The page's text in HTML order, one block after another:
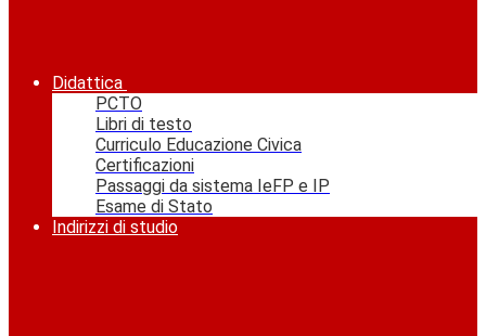
Didattica
PCTO
Libri di testo
Curriculo Educazione Civica
Certificazioni
Passaggi da sistema IeFP e IP
Esame di Stato
Indirizzi di studio